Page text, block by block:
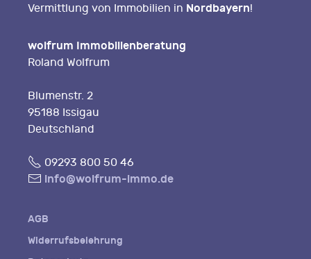
Vermittlung von Immobilien in Nordbayern!
wolfrum Immobilienberatung
Roland Wolfrum
Blumenstr. 2
95188 Issigau
Deutschland
Fon09293 800 50 46
E- info@wolfrum-immo.de
AGB
Widerrufsbelehrung